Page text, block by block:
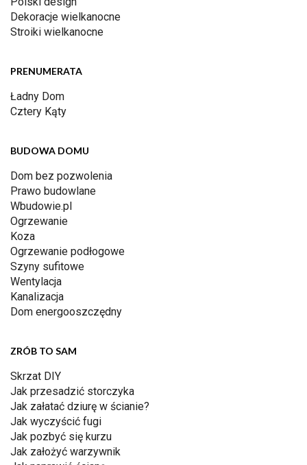
Dekoracje wielkanocne
Stroiki wielkanocne
PRENUMERATA
Ładny Dom
Cztery Kąty
BUDOWA DOMU
Dom bez pozwolenia
Prawo budowlane
Wbudowie.pl
Ogrzewanie
Koza
Ogrzewanie podłogowe
Szyny sufitowe
Wentylacja
Kanalizacja
Dom energooszczędny
ZRÓB TO SAM
Skrzat DIY
Jak przesadzić storczyka
Jak załatać dziurę w ścianie?
Jak wyczyścić fugi
Jak pozbyć się kurzu
Jak założyć warzywnik